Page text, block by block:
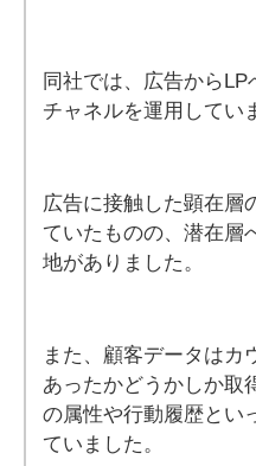
同社では、広告から
チャネルを運用してい
広告に接触した顕在層
ていたものの、潜在層
地がありました。
また、顧客データはカ
あったかどうかしか取
の属性や行動履歴とい
ていました。